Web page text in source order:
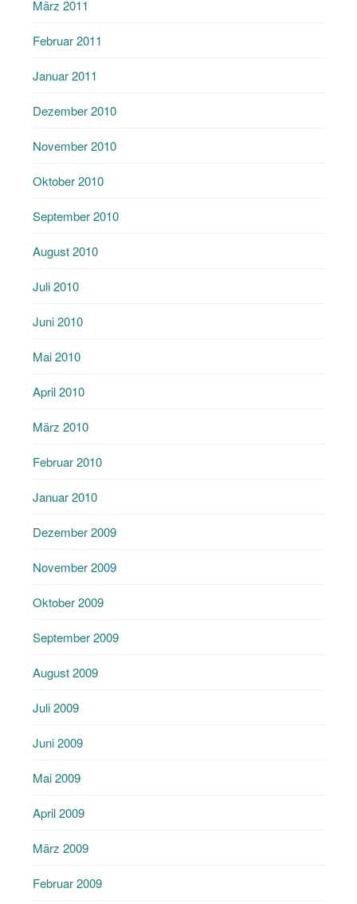
März 2011
Februar 2011
Januar 2011
Dezember 2010
November 2010
Oktober 2010
September 2010
August 2010
Juli 2010
Juni 2010
Mai 2010
April 2010
März 2010
Februar 2010
Januar 2010
Dezember 2009
November 2009
Oktober 2009
September 2009
August 2009
Juli 2009
Juni 2009
Mai 2009
April 2009
März 2009
Februar 2009